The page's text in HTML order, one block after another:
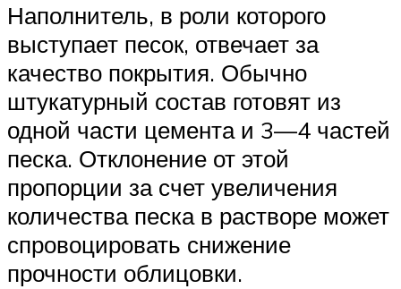
Наполнитель, в роли которого
выступает песок, отвечает за
качество покрытия. Обычно
штукатурный состав готовят из
одной части цемента и 3—4 частей
песка. Отклонение от этой
пропорции за счет увеличения
количества песка в растворе может
спровоцировать снижение
прочности облицовки.